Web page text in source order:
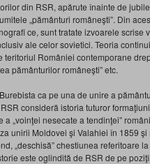
din RSR, apărute înainte de
„pământuri româneşti”. Din
ce, sunt tratate izvoarele scrise
ale celor sovietici. Teoria
României contemporane
pământurilor româneşti” etc.
ca pe una de unire a
consideră istoria tuturor
„voinţei nesecate a tendinţei”
unirii Moldovei şi Valahiei în 1859
„deschisă” chestiunea referitoare
este oglindită de RSR de pe